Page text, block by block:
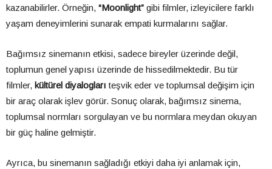
kazanabilirler. Örneğin, “Moonlight” gibi filmler, izleyicilere farklı
yaşam deneyimlerini sunarak empati kurmalarını sağlar.
Bağımsız sinemanın etkisi, sadece bireyler üzerinde değil,
toplumun genel yapısı üzerinde de hissedilmektedir. Bu tür
filmler, kültürel diyalogları teşvik eder ve toplumsal değişim için
bir araç olarak işlev görür. Sonuç olarak, bağımsız sinema,
toplumsal normları sorgulayan ve bu normlara meydan okuyan
bir güç haline gelmiştir.
Ayrıca, bu sinemanın sağladığı etkiyi daha iyi anlamak için,